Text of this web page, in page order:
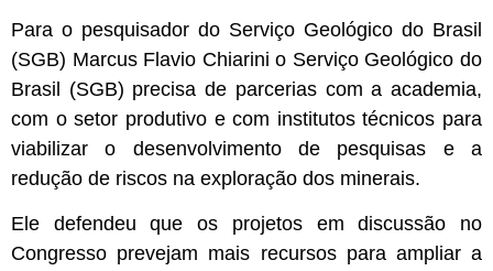
Para o pesquisador do Serviço Geológico do Brasil
(SGB) Marcus Flavio Chiarini o Serviço Geológico do
Brasil (SGB) precisa de parcerias com a academia,
com o setor produtivo e com institutos técnicos para
viabilizar o desenvolvimento de pesquisas e a
redução de riscos na exploração dos minerais.
Ele defendeu que os projetos em discussão no
Congresso prevejam mais recursos para ampliar a